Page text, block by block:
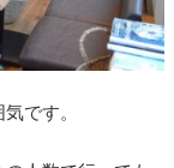
です。